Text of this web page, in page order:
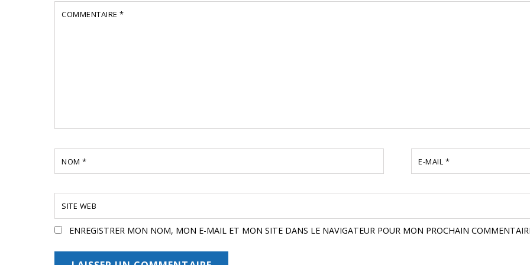
COMMENTAIRE*
NOM* E-MAIL *
SITE WEB
ENREGISTRER MON NOM, MON E-MAIL ET MON SITE DANS LE NAVIGATEUR POUR MON PROCHAIN